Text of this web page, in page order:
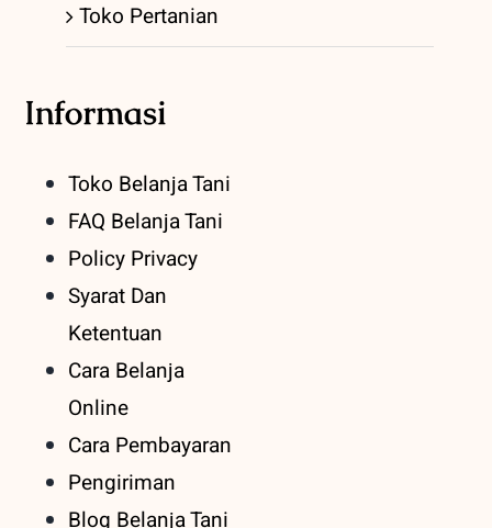
Toko Pertanian
Informasi
Toko Belanja Tani
FAQ Belanja Tani
Policy Privacy
Syarat Dan
Ketentuan
Cara Belanja
Online
Cara Pembayaran
Pengiriman
Blog Belanja Tani